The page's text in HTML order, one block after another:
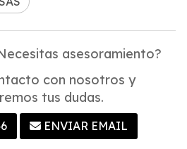
asesoramiento?
con nosotros y
tus dudas.
ENVIAR EMAIL